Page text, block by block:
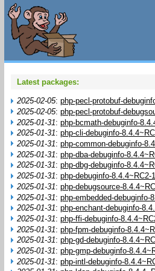
Latest packages:
2025-02-05: php-pecl-protobuf-
2025-02-05: php-pecl-protobuf-
2025-01-31: php-bcmath-debuginfo-
2025-01-31: php-cli-debuginfo-
2025-01-31: php-common-debuginfo-
2025-01-31: php-dba-debuginfo-
2025-01-31: php-dbg-debuginfo-
2025-01-31: php-debuginfo-8.4.4~RC2-
2025-01-31: php-debugsource-
2025-01-31: php-embedded-debuginfo-
2025-01-31: php-enchant-debuginfo-
2025-01-31: php-ffi-debuginfo-
2025-01-31: php-fpm-debuginfo-
2025-01-31: php-gd-debuginfo-
2025-01-31: php-gmp-debuginfo-
2025-01-31: php-intl-debuginfo-